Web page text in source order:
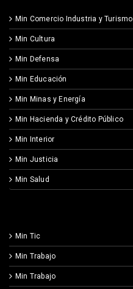
Min Comercio Industria y Turismo
Min Cultura
Min Defensa
Min Educación
Min Minas y Energía
Min Hacienda y Crédito Público
Min Interior
Min Justicia
Min Salud
Min Tic
Min Trabajo
Min Trabajo